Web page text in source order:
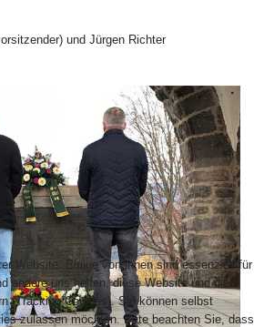
und Jürgen Richter
Website. Einige von ihnen sind essenziell für
andere uns helfen, diese Website und die
(Tracking Cookies). Sie können selbst
zulassen möchten. Bitte beachten Sie, dass